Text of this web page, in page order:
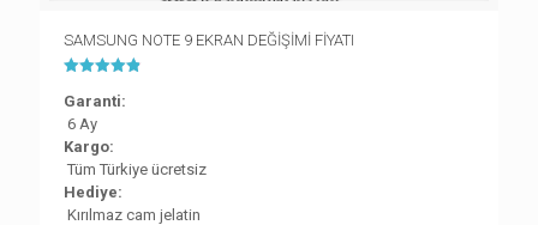
SAMSUNG NOTE 9 EKRAN DEĞİŞİMİ FİYATI
4.83
Garanti:
6 Ay
Kargo:
Tüm Türkiye ücretsiz
Hediye:
Kırılmaz cam jelatin